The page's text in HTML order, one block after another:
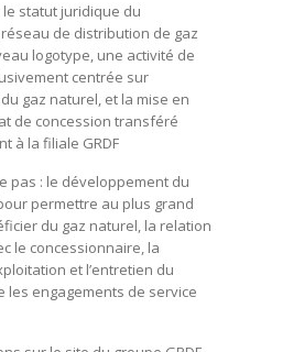
le statut juridique du
de distribution de gaz
logotype, une activité de
centrée sur
gaz naturel, et la mise en
de concession transféré
à la filiale GRDF
pas : le développement du
permettre au plus grand
du gaz naturel, la relation
le concessionnaire, la
et l’entretien du
les engagements de service